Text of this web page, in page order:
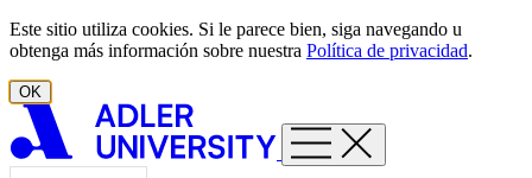
Ir al contenido
Este sitio utiliza cookies. Si le parece bien, siga navegando u
obtenga más información sobre nuestra Política de privacidad.
OK